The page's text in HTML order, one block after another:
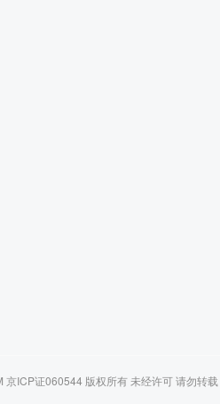
ICP证060544 版权所有 未经许可 请勿转载